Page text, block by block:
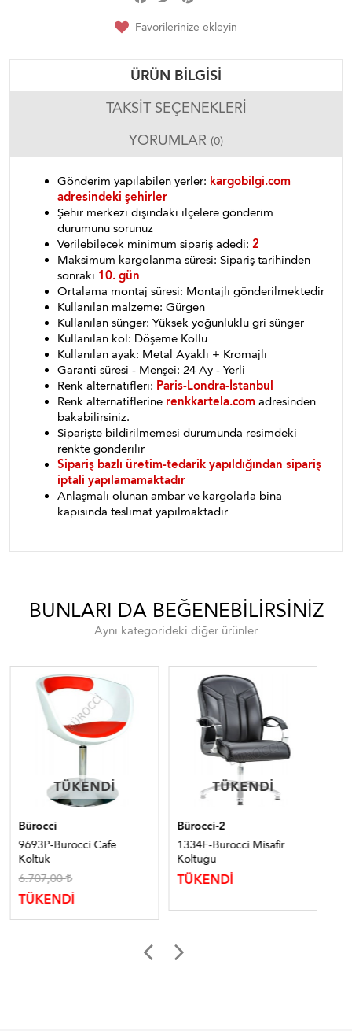
Favorilerinize ekleyin
ÜRÜN BILGISI
TAKSIT SEÇENEKLERI
YORUMLAR (0)
Gönderim yapılabilen yerler: kargobilgi.com
adresindeki şehirler
Şehir merkezi dışındaki ilçelere gönderim
durumunu sorunuz
Verilebilecek minimum sipariş adedi: 2
Maksimum kargolanma süresi: Sipariş tarihinden
sonraki 10. gün
Ortalama montaj süresi: Montajlı gönderilmektedir
Kullanılan malzeme: Gürgen
Kullanılan sünger: Yüksek yoğunluklu gri sünger
Kullanılan kol: Döşeme Kollu
Kullanılan ayak: Metal Ayaklı + Kromajlı
Garanti süresi - Menşei: 24 Ay - Yerli
Renk alternatifleri: Paris-Londra-İstanbul
Renk alternatiflerine renkkartela.com adresinden
bakabilirsiniz.
Siparişte bildirilmemesi durumunda resimdeki
renkte gönderilir
Sipariş bazlı üretim-tedarik yapıldığından sipariş
iptali yapılamamaktadır
Anlaşmalı olunan ambar ve kargolarla bina
kapısında teslimat yapılmaktadır
BUNLARI DA BEĞENEBILIRSINIZ
Aynı kategorideki diğer ürünler
TÜKENDI
TÜKENDI
Bürocci
9693P-Bürocci Cafe
Koltuk
6.707,00
TÜKENDİ
TÜKENDI
TÜKENDI
Bürocci-2
1334F-Bürocci Misafir
Koltuğu
TÜKENDİ